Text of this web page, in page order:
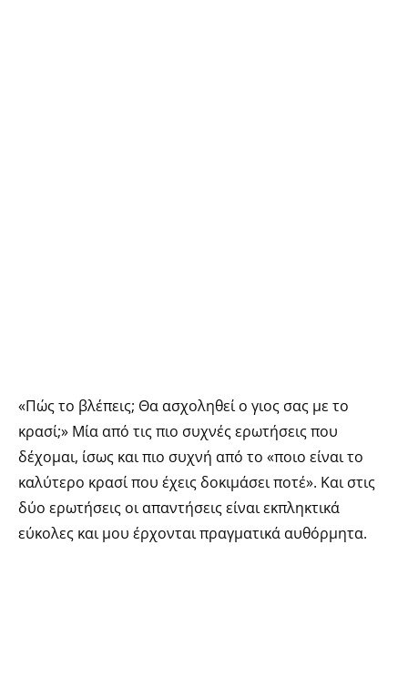
«Πώς το βλέπεις; Θα ασχοληθεί ο γιος σας με το
κρασί;» Μία από τις πιο συχνές ερωτήσεις που
δέχομαι, ίσως και πιο συχνή από το «ποιο είναι το
καλύτερο κρασί που έχεις δοκιμάσει ποτέ». Και στις
δύο ερωτήσεις οι απαντήσεις είναι εκπληκτικά
εύκολες και μου έρχονται πραγματικά αυθόρμητα.